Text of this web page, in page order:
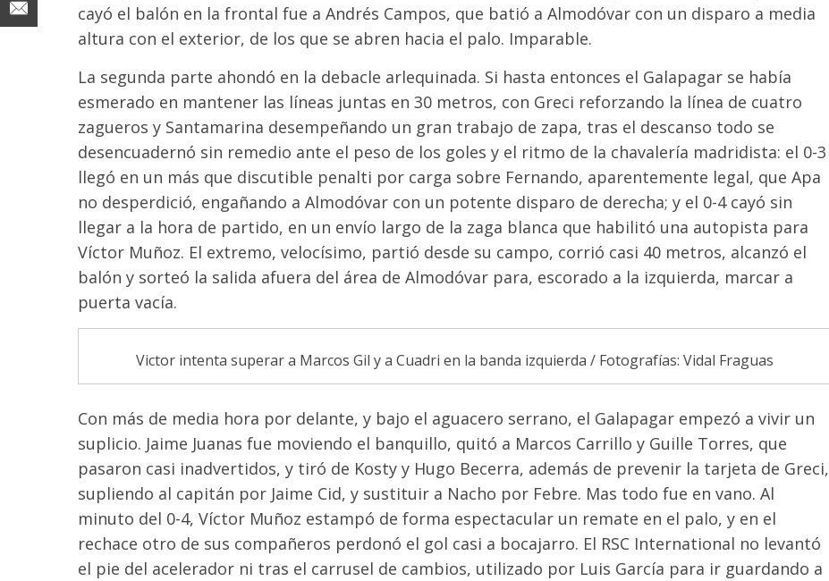
cayó el balón en la frontal fue a Andrés Campos, que batió a Almodóvar con un disparo a media
altura con el exterior, de los que se abren hacia el palo. Imparable.
La segunda parte ahondó en la debacle arlequinada. Si hasta entonces el Galapagar se había
esmerado en mantener las líneas juntas en 30 metros, con Greci reforzando la línea de cuatro
zagueros y Santamarina desempeñando un gran trabajo de zapa, tras el descanso todo se
desencuadernó sin remedio ante el peso de los goles y el ritmo de la chavalería madridista: el 0-3
llegó en un más que discutible penalti por carga sobre Fernando, aparentemente legal, que Apa
no desperdició, engañando a Almodóvar con un potente disparo de derecha; y el 0-4 cayó sin
llegar a la hora de partido, en un envío largo de la zaga blanca que habilitó una autopista para
Víctor Muñoz. El extremo, velocísimo, partió desde su campo, corrió casi 40 metros, alcanzó el
balón y sorteó la salida afuera del área de Almodóvar para, escorado a la izquierda, marcar a
puerta vacía.
Victor intenta superar a Marcos Gil y a Cuadri en la banda izquierda / Fotografías: Vidal Fraguas
Con más de media hora por delante, y bajo el aguacero serrano, el Galapagar empezó a vivir un
suplicio. Jaime Juanas fue moviendo el banquillo, quitó a Marcos Carrillo y Guille Torres, que
pasaron casi inadvertidos, y tiró de Kosty y Hugo Becerra, además de prevenir la tarjeta de Greci,
supliendo al capitán por Jaime Cid, y sustituir a Nacho por Febre. Mas todo fue en vano. Al
minuto del 0-4, Víctor Muñoz estampó de forma espectacular un remate en el palo, y en el
rechace otro de sus compañeros perdonó el gol casi a bocajarro. El RSC International no levantó
el pie del acelerador ni tras el carrusel de cambios, utilizado por Luis García para ir guardando a